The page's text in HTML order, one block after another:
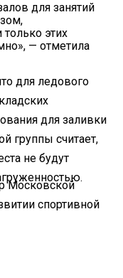
для занятий
этих
— отметила
для ледового
для заливки
группы считает,
не будут
Московской
спортивной